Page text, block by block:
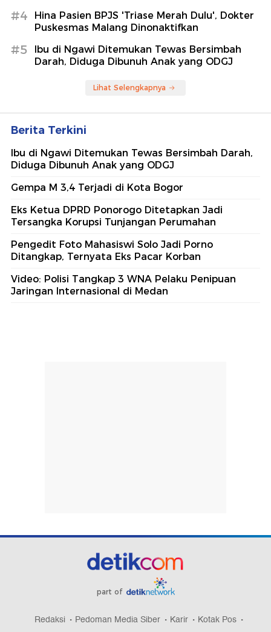
#4
Hina Pasien BPJS 'Triase Merah Dulu', Dokter
Puskesmas Malang Dinonaktifkan
#5
Ibu di Ngawi Ditemukan Tewas Bersimbah
Darah, Diduga Dibunuh Anak yang ODGJ
Lihat Selengkapnya
Berita Terkini
Ibu di Ngawi Ditemukan Tewas Bersimbah Darah,
Diduga Dibunuh Anak yang ODGJ
Gempa M 3,4 Terjadi di Kota Bogor
Eks Ketua DPRD Ponorogo Ditetapkan Jadi
Tersangka Korupsi Tunjangan Perumahan
Pengedit Foto Mahasiswi Solo Jadi Porno
Ditangkap, Ternyata Eks Pacar Korban
Video: Polisi Tangkap 3 WNA Pelaku Penipuan
Jaringan Internasional di Medan
part of
Redaksi Pedoman Media Siber Karir
Kotak Pos